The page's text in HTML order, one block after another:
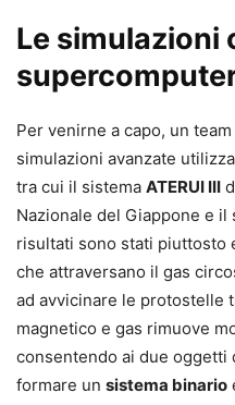
Le simulazioni
Per venirne a capo, un
simulazioni avanzate
tra cui il sistema ATERUI III
Nazionale del Giappone e il
risultati sono stati piuttosto
che attraversano il gas
ad avvicinare le protostelle
magnetico e gas rimuove
consentendo ai due oggetti
formare un sistema binario